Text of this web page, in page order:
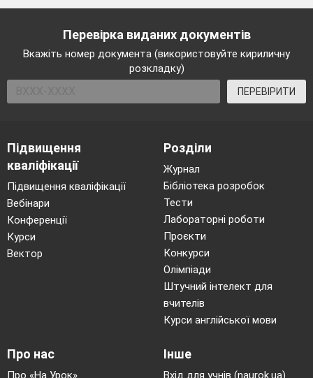
Перевірка виданих документів
Вкажіть номер документа (використовуйте кириличну
розкладку)
ПЕРЕВІРИТИ
Підвищення
кваліфікації
Підвищення кваліфікації
Вебінари
Конференції
Курси
Вектор
Розділи
Журнал
Бібліотека розробок
Тести
Лабораторні роботи
Проєкти
Конкурси
Олімпіади
Штучний інтелект для
вчителів
Курси англійської мови
Про нас
Про «На Урок»
Інше
Вхід для учнів (naurok.ua)